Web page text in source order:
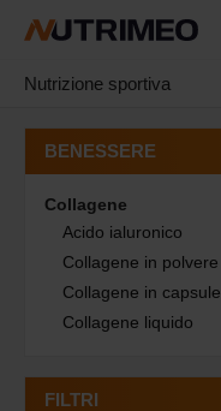
Nutrizione sportiva
BENESSERE
Collagene
Acido ialuronico
Collagene in polvere
Collagene in capsule
Collagene liquido
FILTRI